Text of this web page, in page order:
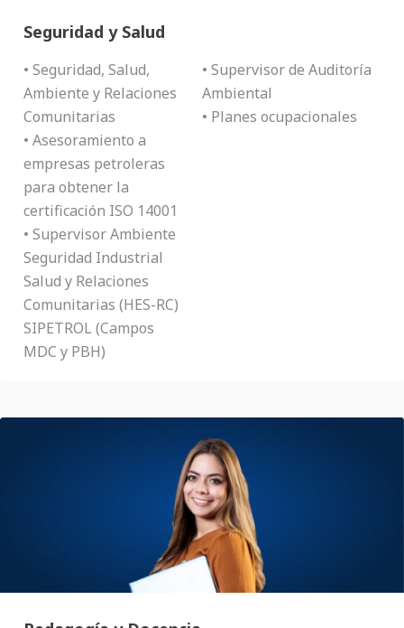
Seguridad y Salud
• Seguridad, Salud,
Ambiente y Relaciones
Comunitarias
• Asesoramiento a
empresas petroleras
para obtener la
certificación ISO 14001
• Supervisor Ambiente
Seguridad Industrial
Salud y Relaciones
Comunitarias (HES-RC)
SIPETROL (Campos
MDC y PBH)
• Supervisor de Auditoría
Ambiental
• Planes ocupacionales